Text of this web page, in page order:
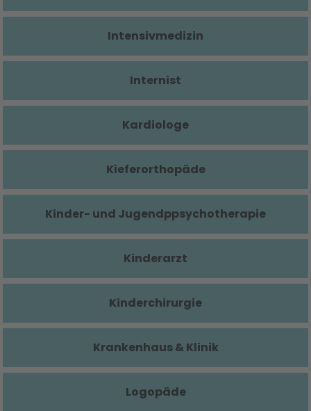
Intensivmedizin
Internist
Kardiologe
Kieferorthopäde
Kinder- und Jugendppsychotherapie
Kinderarzt
Kinderchirurgie
Krankenhaus & Klinik
Logopäde